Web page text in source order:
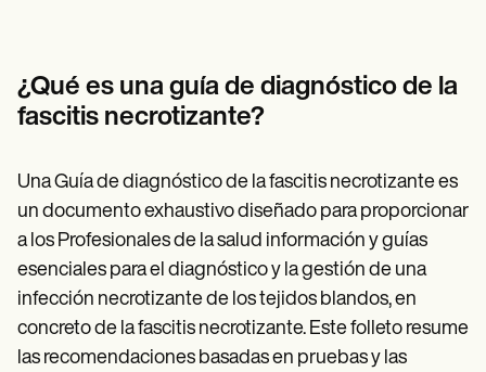
¿Qué es una guía de diagnóstico de la
fascitis necrotizante?
Una Guía de diagnóstico de la fascitis necrotizante es
un documento exhaustivo diseñado para proporcionar
a los Profesionales de la salud información y guías
esenciales para el diagnóstico y la gestión de una
infección necrotizante de los tejidos blandos, en
concreto de la fascitis necrotizante. Este folleto resume
las recomendaciones basadas en pruebas y las